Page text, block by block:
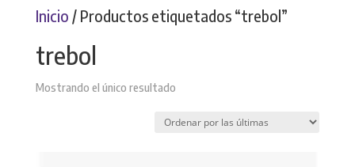
Inicio / Productos etiquetados “trebol”
trebol
Mostrando el único resultado